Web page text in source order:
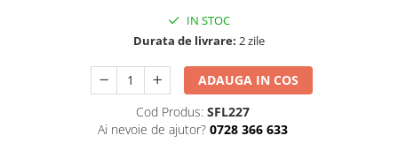
IN STOC
Durata de livrare: 2 zile
ADAUGA IN COS
Cod Produs: SFL227
Ai nevoie de ajutor? 0728 366 633